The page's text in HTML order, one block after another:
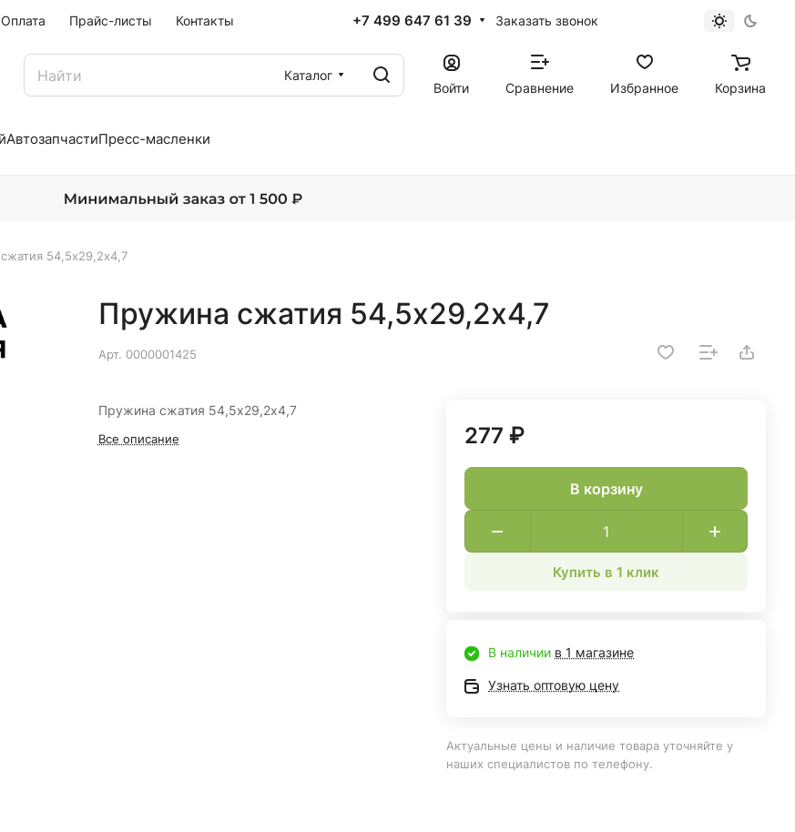
Оплата Прайс-листы Контакты +7 499 647 61 39 Заказать звонок
Каталог
Войти
Сравнение Избранное Корзина
АвтозапчастиПресс-масленки
54,5х29,2х4,7
Пружина сжатия 54,5х29,2х4,7
Арт. 0000001425
Пружина сжатия 54,5х29,2х4,7
Все описание 277 ₽
В корзину
Купить в 1 клик
В наличии в 1 магазине
Узнать оптовую цену
Актуальные цены и наличие товара уточняйте у
наших специалистов по телефону.